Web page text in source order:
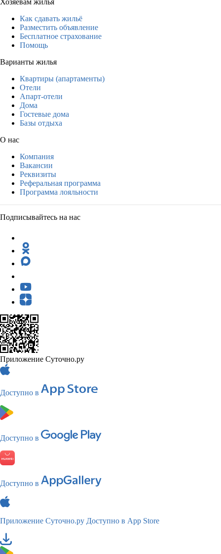
Как сдавать жильё
Разместить объявление
Бесплатное страхование
Помощь
Варианты жилья
Квартиры (апартаменты)
Отели
Апарт-отели
Дома
Гостевые дома
Базы отдыха
О нас
Компания
Вакансии
Реквизиты
Реферальная программа
Программа лояльности
Подписывайтесь на нас
Приложение Суточно.ру
Доступно в
Доступно в
Доступно в
Приложение Суточно.ру Доступно в App Store